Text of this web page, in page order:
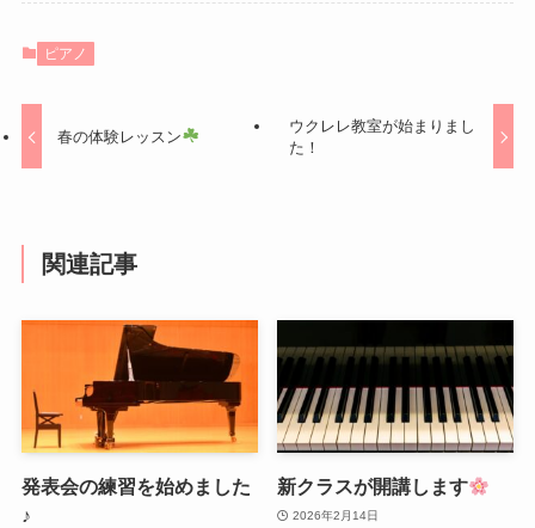
ピアノ
春の体験レッスン
ウクレレ教室が始まりまし
た！
関連記事
発表会の練習を始めました
♪
新クラスが開講します
2026年2月14日